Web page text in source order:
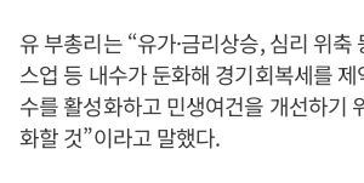
유 부총리는 “유가·금리상승, 심리 위축
스업 등 내수가 둔화해 경기회복세를
수를 활성화하고 민생여건을 개선하기
화할 것”이라고 말했다.